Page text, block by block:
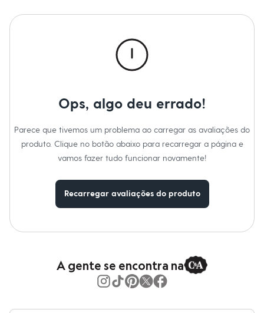
Blusas e Camisetas
Calças
Dia dos Pais
Novidades
Roupas
Bermudas
Camisetas e Regatas
Casacos e Jaquetas
Acessórios
Bolsas e Mochilas
Botas
Ops, algo deu errado!
Parece que tivemos um problema ao carregar as avaliações do
produto. Clique no botão abaixo para recarregar a página e
vamos fazer tudo funcionar novamente!
Recarregar avaliações do produto
A gente se encontra na